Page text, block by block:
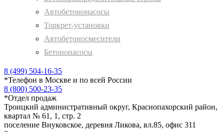
Автобетононасосы
Торкрет-установки
Автобетоносмесители
Бетононасосы
8 (499) 504-16-35
*Телефон в Москве и по всей России
8 (800) 500-23-35
*Отдел продаж
Троицкий административный округ, Краснопахорский район,
квартал № 61, 1, стр. 2
поселение Внуковское, деревня Ликова, вл.85, офис 311